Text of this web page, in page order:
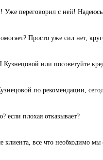
Уже переговорил с ней!
Просто уже сил нет,
или посоветуйте
по рекомендации,
если плохая отказывает?
все что необходимо мы